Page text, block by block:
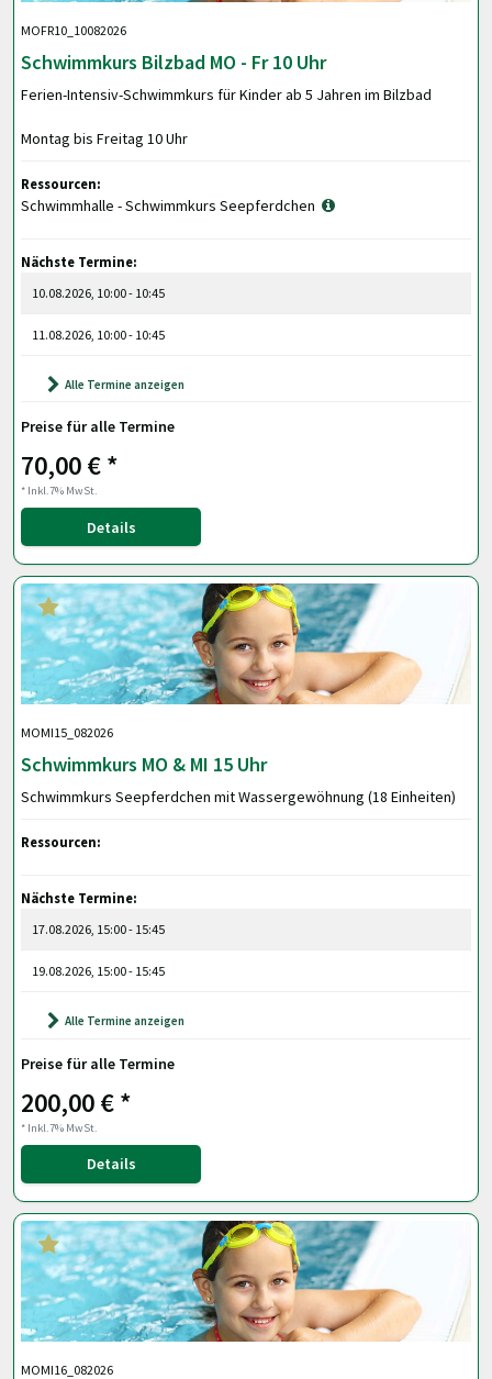
MOFR10_10082026
Schwimmkurs Bilzbad MO - Fr 10 Uhr
Ferien-Intensiv-Schwimmkurs für Kinder ab 5 Jahren im Bilzbad
Montag bis Freitag 10 Uhr
Ressourcen:
Schwimmhalle - Schwimmkurs Seepferdchen
Nächste Termine:
10.08.2026, 10:00 - 10:45
11.08.2026, 10:00 - 10:45
Alle Termine anzeigen
Preise für alle Termine
70,00 € *
* Inkl.7% MwSt.
Details
MOMI15_082026
Schwimmkurs MO & MI 15 Uhr
Schwimmkurs Seepferdchen mit Wassergewöhnung (18 Einheiten)
Ressourcen:
Nächste Termine:
17.08.2026, 15:00 - 15:45
19.08.2026, 15:00 - 15:45
Alle Termine anzeigen
Preise für alle Termine
200,00 € *
* Inkl.7% MwSt.
Details
MOMI16_082026